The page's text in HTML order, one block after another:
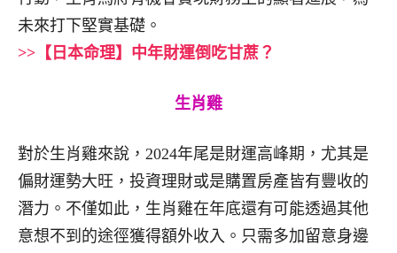
未來打下堅實基礎。
>>【日本命理】中年財運倒吃甘蔗？
生肖雞
對於生肖雞來說，2024年尾是財運高峰期，尤其是
偏財運勢大旺，投資理財或是購置房產皆有豐收的
潛力。不僅如此，生肖雞在年底還有可能透過其他
意想不到的途徑獲得額外收入。只需多加留意身邊